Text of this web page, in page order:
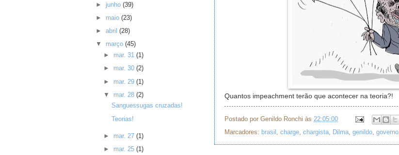
Quantos impeachment terão que acontecer na teoria?!
Postado por Genildo Ronchi às 22:05:00
Marcadores: brasil charge chargista Dilma genildo governo
► junho(39)
► maio(23)
►abril(28)
▼ março(45)
► mar. 31 (1)
► mar. 30 (2)
► mar. 29 (1)
▼ mar. 28 (2)
Sanguessugas cruzadas!
Teorias!
► mar. 27 (1)
► mar. 25 (1)